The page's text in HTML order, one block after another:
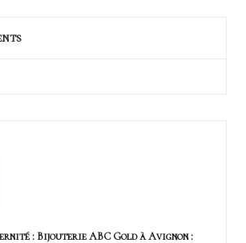
: Bijouterie ABC Gold à Avignon :